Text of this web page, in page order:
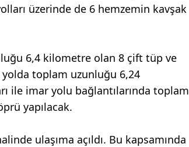
üzerinde de 6 hemzemin kavşak
6,4 kilometre olan 8 çift tüp ve
toplam uzunluğu 6,24
ile imar yolu bağlantılarında toplam
yapılacak.
ulaşıma açıldı. Bu kapsamında